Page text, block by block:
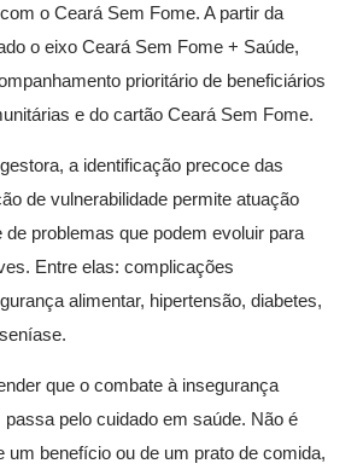
o Ceará Sem Fome. A partir da
o eixo Ceará Sem Fome + Saúde,
prioritário de beneficiários
e do cartão Ceará Sem Fome.
a identificação precoce das
de vulnerabilidade permite atuação
de problemas que podem evoluir para
Entre elas: complicações
alimentar, hipertensão, diabetes,
que o combate à insegurança
pelo cuidado em saúde. Não é
um benefício ou de um prato de comida,